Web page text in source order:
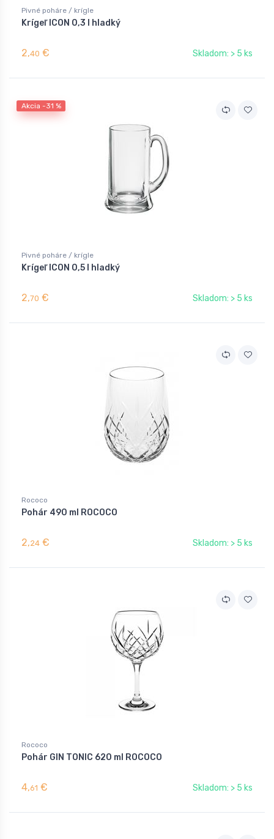
Pivné poháre / krígle
Krígeľ ICON 0,3 l hladký
2,40 € Skladom: > 5 ks
Akcia -31 %
Pivné poháre / krígle
Krígeľ ICON 0,5 l hladký
2,70 € Skladom: > 5 ks
Rococo
Pohár 490 ml ROCOCO
2,24 € Skladom: > 5 ks
Rococo
Pohár GIN TONIC 620 ml ROCOCO
4,61 € Skladom: > 5 ks